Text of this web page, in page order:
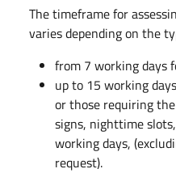
The timeframe for
varies depending on the
from 7 working days
up to 15 working
or those requiring
signs, nighttime
working days,
request).